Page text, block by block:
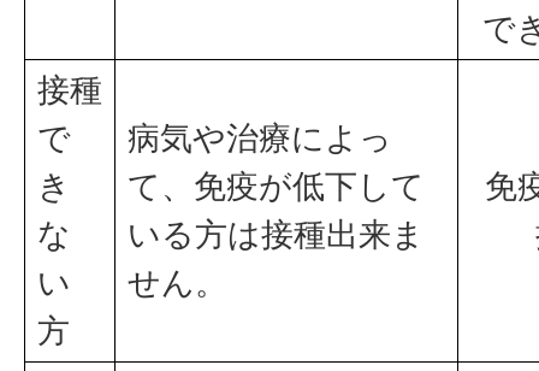
で
接種
で
き
な
い
方
病気や治療によっ
て、免疫が低下して
いる方は接種出来ま
せん。
免